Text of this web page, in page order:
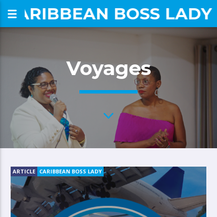
CARIBBEAN BOSS LADY
Voyages
ARTICLE CARIBBEAN BOSS LADY